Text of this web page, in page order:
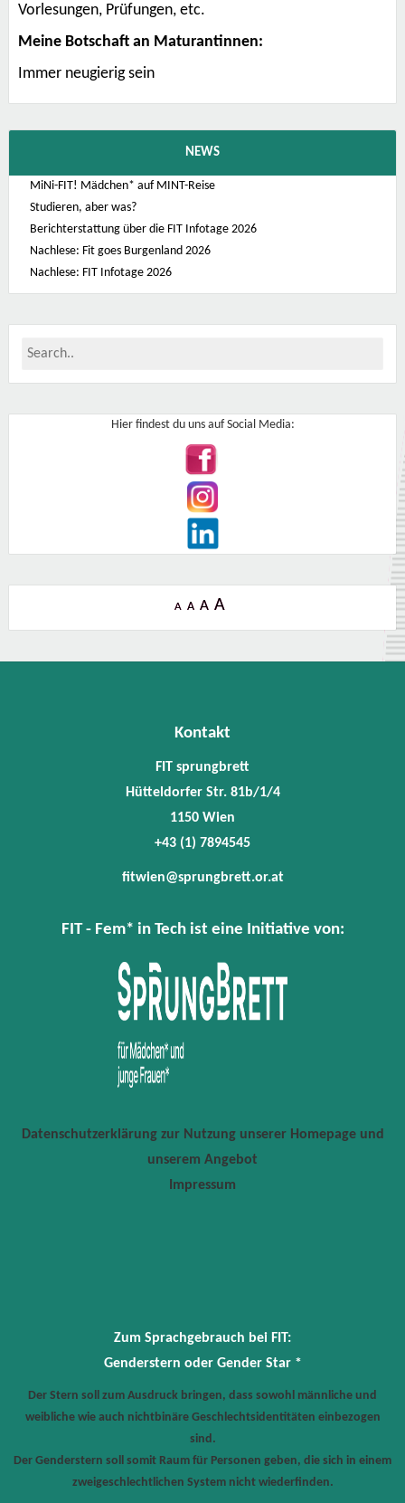
Vorlesungen, Prüfungen, etc.
Meine Botschaft an Maturantinnen:
Immer neugierig sein
NEWS
MiNi-FIT! Mädchen* auf MINT-Reise
Studieren, aber was?
Berichterstattung über die FIT Infotage 2026
Nachlese: Fit goes Burgenland 2026
Nachlese: FIT Infotage 2026
Hier findest du uns auf Social Media:
A A A A
Kontakt
FIT sprungbrett
Hütteldorfer Str. 81b/1/4
1150 Wien
+43 (1) 7894545
fitwien@sprungbrett.or.at
FIT - Fem* in Tech ist eine Initiative von:
Datenschutzerklärung zur Nutzung unserer Homepage und
unserem Angebot
Impressum
Zum Sprachgebrauch bei FIT:
Genderstern oder Gender Star *
Der Stern soll zum Ausdruck bringen, dass sowohl männliche und
weibliche wie auch nichtbinäre Geschlechtsidentitäten einbezogen
sind.
Der Genderstern soll somit Raum für Personen geben, die sich in einem
zweigeschlechtlichen System nicht wiederfinden.